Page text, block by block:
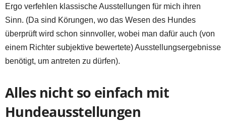
Ergo verfehlen klassische Ausstellungen für mich ihren
Sinn. (Da sind Körungen, wo das Wesen des Hundes
überprüft wird schon sinnvoller, wobei man dafür auch (von
einem Richter subjektive bewertete) Ausstellungsergebnisse
benötigt, um antreten zu dürfen).
Alles nicht so einfach mit
Hundeausstellungen